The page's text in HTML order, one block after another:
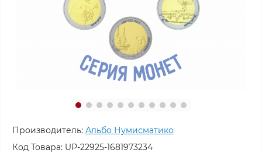
Производитель: Альбо Нумисматико
Код Товара: UP-22925-1681973234